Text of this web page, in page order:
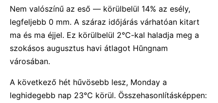
Nem valószínű az eső — körülbelül 14% az esély,
legfeljebb 0 mm. A száraz időjárás várhatóan kitart
ma és ma éjjel. Ez körülbelül 2°C-kal haladja meg a
szokásos augusztus havi átlagot Hŭngnam
városában.
A következő hét hűvösebb lesz, Monday a
leghidegebb nap 23°C körül. Összehasonlításképpen: